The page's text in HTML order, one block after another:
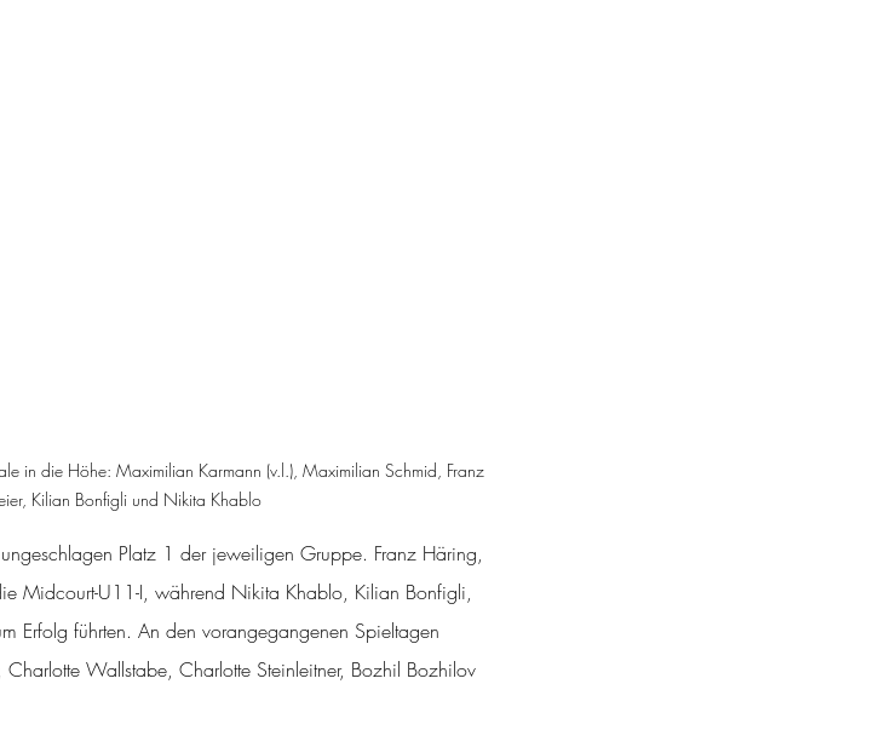
in die Höhe: Maximilian Karmann (v.l.), Maximilian Schmid, Franz
Kilian Bonfigli und Nikita Khablo
Platz 1 der jeweiligen Gruppe. Franz Häring,
Midcourt-U11-I, während Nikita Khablo, Kilian Bonfigli,
Erfolg führten. An den vorangegangenen Spieltagen
Wallstabe, Charlotte Steinleitner, Bozhil Bozhilov